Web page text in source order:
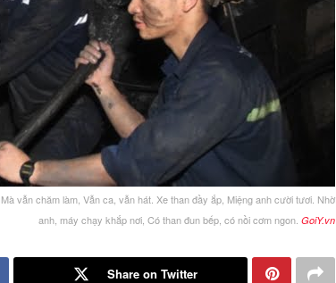
vẫn chăm làm, Vẫn ca, vẫn hát. Xe than đầy ắp, Miệng anh cười tươi. Nhờ
anh, máy chạy khắp nơi, Có than đun bếp, có nồi cơm ngon. GoiY.vn
Share on Twitter